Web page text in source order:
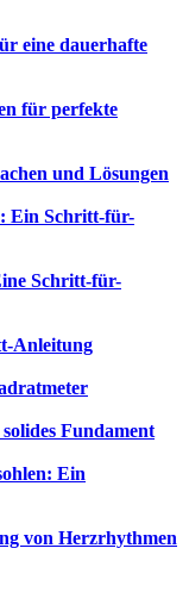
eine dauerhafte
für perfekte
und Lösungen
Ein Schritt-für-
Schritt-für-
Anleitung
Fundament
Ein
von Herzrhythmen